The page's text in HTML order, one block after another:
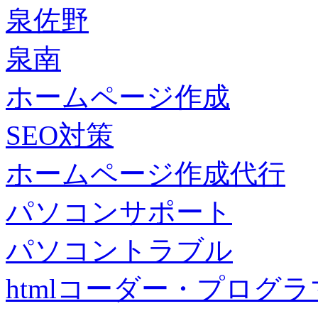
泉佐野
泉南
ホームページ作成
SEO対策
ホームページ作成代行
パソコンサポート
パソコントラブル
htmlコーダー・プログラ